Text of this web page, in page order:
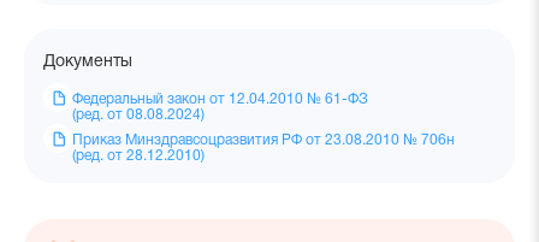
Документы
Федеральный закон от 12.04.2010 № 61-ФЗ
(ред. от 08.08.2024)
Приказ Минздравсоцразвития РФ от 23.08.2010 № 706н
(ред. от 28.12.2010)